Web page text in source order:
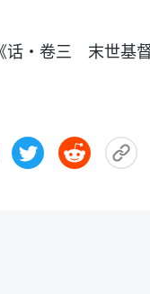
・卷三 末世基督